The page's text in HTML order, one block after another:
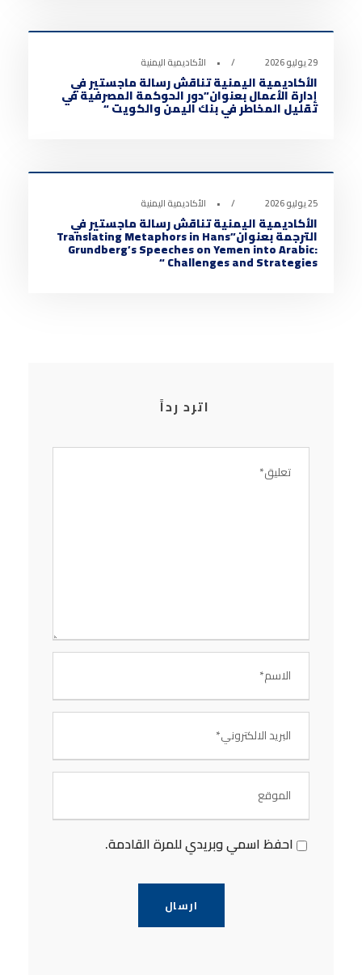
29 يوليو 2026 • الأكاديمية اليمنية
الأكاديمية اليمنية تناقش رسالة ماجستير في
إدارة الأعمال بعنوان”دور الحوكمة المصرفية في
تقليل المخاطر في بنك اليمن والكويت “
25 يوليو 2026 • الأكاديمية اليمنية
الأكاديمية اليمنية تناقش رسالة ماجستير في
الترجمة بعنوان”Translating Metaphors in Hans
Grundberg’s Speeches on Yemen into Arabic:
Challenges and Strategies “
اترد رداً
احفظ اسمي وبريدي للمرة القادمة.